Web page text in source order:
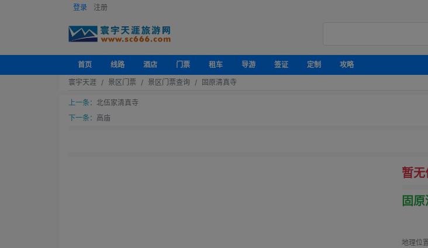
登录 注册
首页 线路 酒店 门票 租车 导游 签证 定制
攻略
寰宇天涯
景区门票 景区门票查询 固原清真寺
上一条： 北伍家清真寺
下一条： 高庙
暂
固
地理位置